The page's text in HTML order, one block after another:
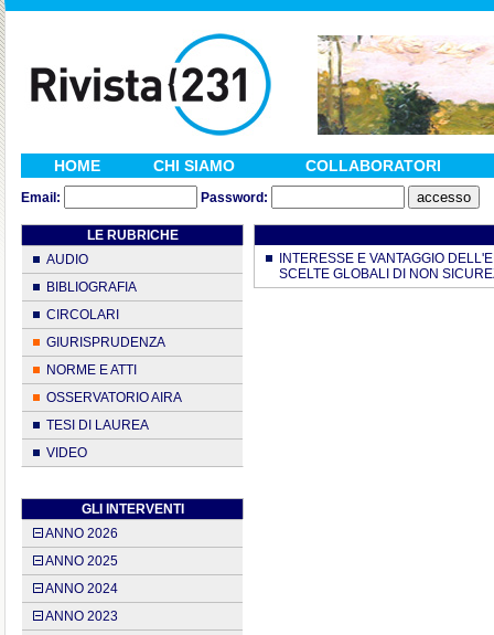
HOME CHI SIAMO COLLABORATORI
Email: Password:
LE RUBRICHE
AUDIO
BIBLIOGRAFIA
CIRCOLARI
GIURISPRUDENZA
NORME E ATTI
OSSERVATORIO AIRA
TESI DI LAUREA
VIDEO
GLI INTERVENTI
ANNO 2026
ANNO 2025
ANNO 2024
ANNO 2023
INTERESSE E VANTAGGIO
SCELTE GLOBALI DI NON